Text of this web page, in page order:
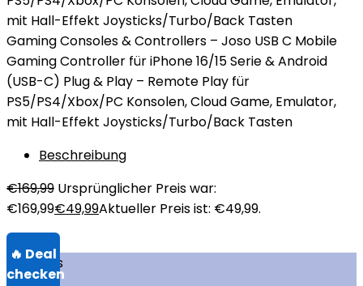
Gaming Consoles & Controllers – Joso USB C Mobile
Gaming Controller für iPhone 16/15 Serie & Android
(USB-C) Plug & Play – Remote Play für
PS5/PS4/Xbox/PC Konsolen, Cloud Game, Emulator,
mit Hall-Effekt Joysticks/Turbo/Back Tasten
Beschreibung
€169,99 Ursprünglicher Preis war:
€169,99€49,99Aktueller Preis ist: €49,99.
Über uns